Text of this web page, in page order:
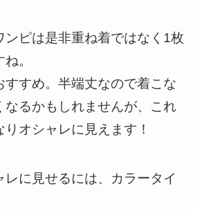
ンピは是非重ね着ではなく1枚
。
すすめ。半端丈なので着こな
なるかもしれませんが、これ
オシャレに見えます！
レに見せるには、カラータイ